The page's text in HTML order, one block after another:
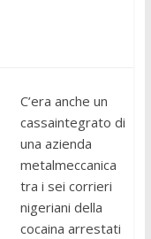
C’era anche un
cassaintegrato di
una azienda
metalmeccanica
tra i sei corrieri
nigeriani della
cocaina arrestati